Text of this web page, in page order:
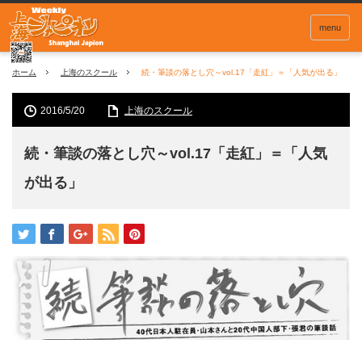
menu
ホーム 上海のスクール 続・筆談の落とし穴～vol.17「走紅」＝「人気が出る」
2016/5/20 上海のスクール
続・筆談の落とし穴～vol.17「走紅」＝「人気
が出る」